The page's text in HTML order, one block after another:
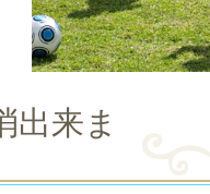
出来ま